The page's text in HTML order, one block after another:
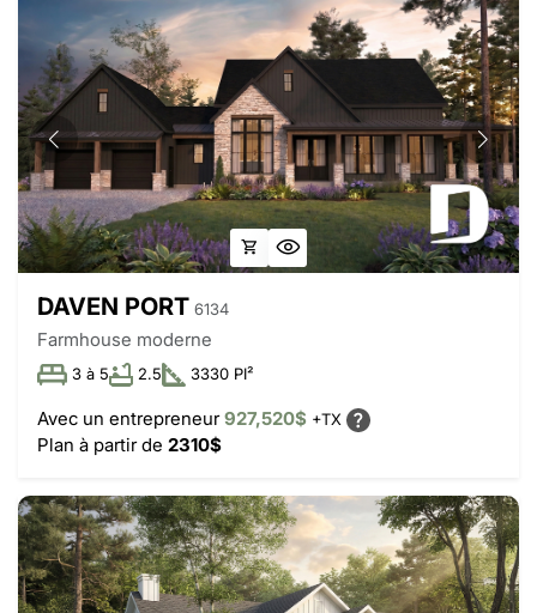
DAVEN PORT 6134
Farmhouse moderne
3 à 5 2.5 3330 PI²
Avec un entrepreneur927,520$ +TX
Plan à partir de 2310$